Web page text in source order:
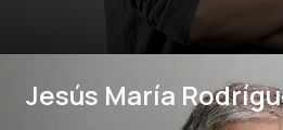
Jesús María